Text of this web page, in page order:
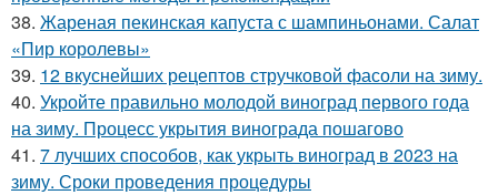
38. Жареная пекинская капуста с шампиньонами. Салат
«Пир королевы»
39. 12 вкуснейших рецептов стручковой фасоли на зиму.
40. Укройте правильно молодой виноград первого года
на зиму. Процесс укрытия винограда пошагово
41. 7 лучших способов, как укрыть виноград в 2023 на
зиму. Сроки проведения процедуры